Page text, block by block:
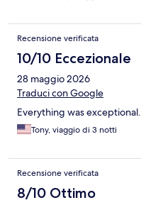
Recensione verificata
10/10 Eccezionale
28 maggio 2026
Traduci con Google
Everything was exceptional.
Tony, viaggio di 3 notti
Recensione verificata
8/10 Ottimo